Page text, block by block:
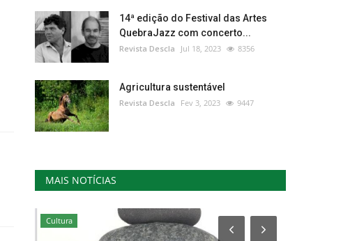
14ª edição do Festival das Artes
QuebraJazz com concerto...
Revista Descla Jul 18, 2023 8356
Agricultura sustentável
Revista Descla Fev 3, 2023 9447
MAIS NOTÍCIAS
Cultura